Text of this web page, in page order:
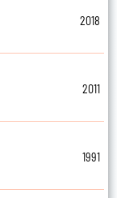
2018
2011
1991